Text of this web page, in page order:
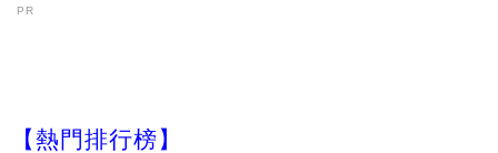
PR
【熱門排行榜】